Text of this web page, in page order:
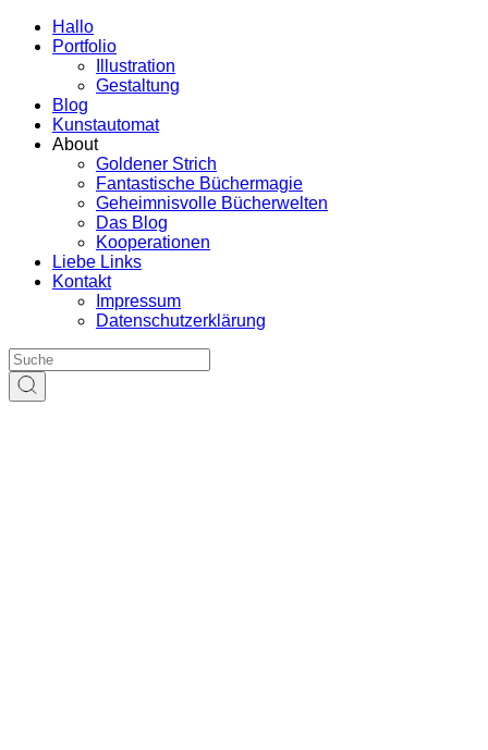
Hallo
Portfolio
Illustration
Gestaltung
Blog
Kunstautomat
About
Goldener Strich
Fantastische Büchermagie
Geheimnisvolle Bücherwelten
Das Blog
Kooperationen
Liebe Links
Kontakt
Impressum
Datenschutzerklärung